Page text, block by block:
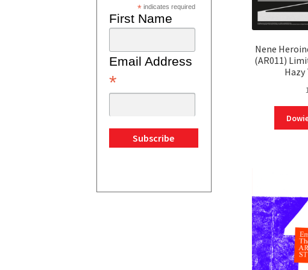
Nene
(AR011)
* indicates required
First Name
Email Address
*